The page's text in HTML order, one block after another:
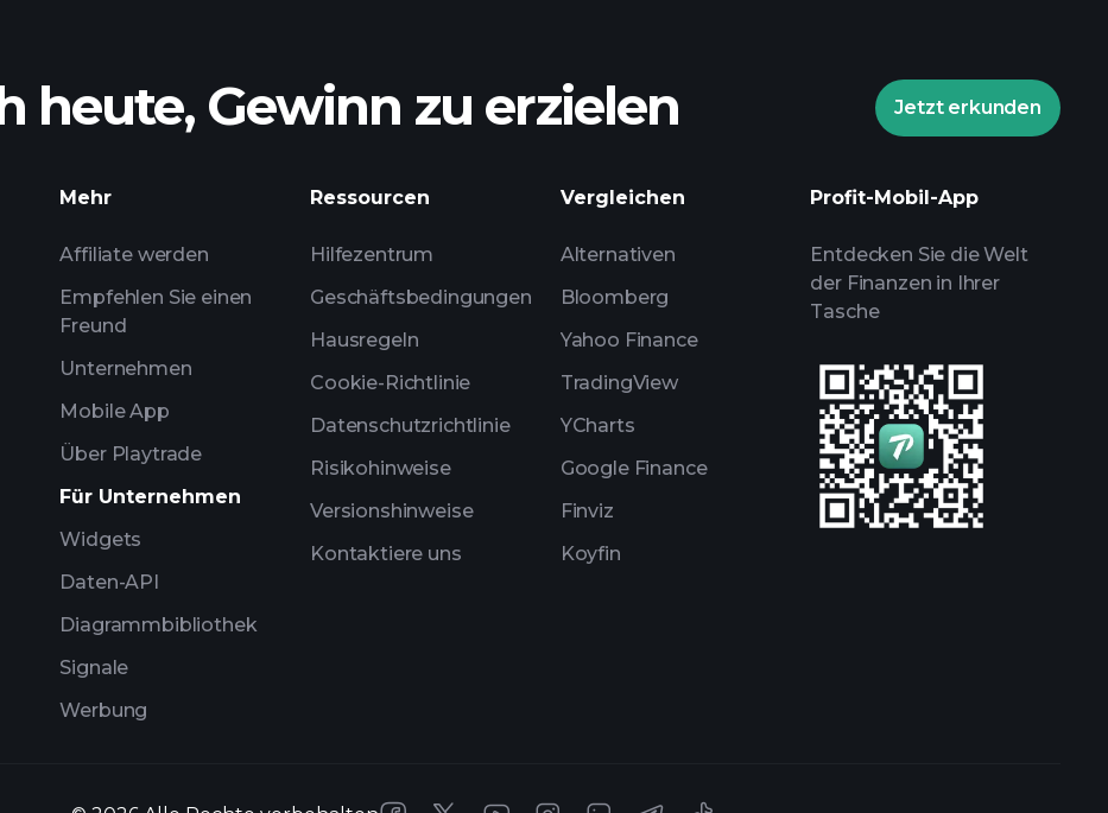
Chart
empfohlenen Broker
heute, Gewinn zu erzielen Jetzt erkunden
Mehr
Affiliate werden
Empfehlen Sie einen
Freund
Unternehmen
Mobile App
Über Playtrade
Für Unternehmen
Widgets
Daten-API
Diagrammbibliothek
Signale
Werbung
Ressourcen
Hilfezentrum
Geschäftsbedingungen
Hausregeln
Cookie-Richtlinie
Datenschutzrichtlinie
Risikohinweise
Versionshinweise
Kontaktiere uns
Vergleichen
Alternativen
Bloomberg
Yahoo Finance
TradingView
YCharts
Google Finance
Finviz
Koyfin
Profit-Mobil-App
Entdecken Sie die Welt
der Finanzen in Ihrer
Tasche